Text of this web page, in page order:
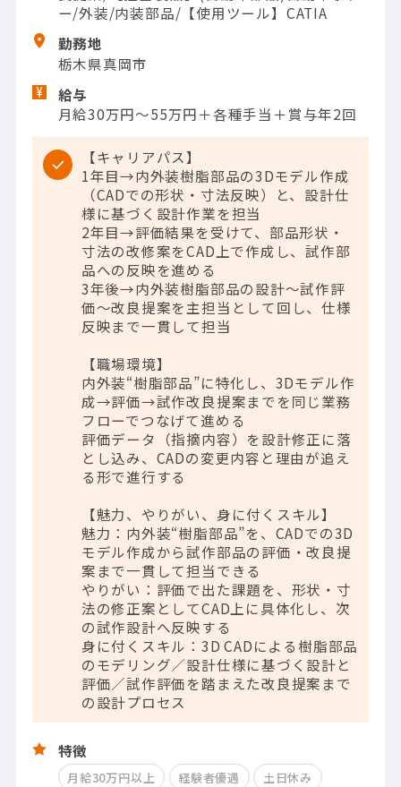
ー/外装/内装部品/【使用ツール】CATIA
勤務地
栃木県真岡市
給与
月給30万円～55万円＋各種手当＋賞与年2回
【キャリアパス】
1年目→内外装樹脂部品の3Dモデル作成
（CADでの形状・寸法反映）と、設計仕
様に基づく設計作業を担当
2年目→評価結果を受けて、部品形状・
寸法の改修案をCAD上で作成し、試作部
品への反映を進める
3年後→内外装樹脂部品の設計～試作評
価～改良提案を主担当として回し、仕様
反映まで一貫して担当
【職場環境】
内外装“樹脂部品”に特化し、3Dモデル作
成→評価→試作改良提案までを同じ業務
フローでつなげて進める
評価データ（指摘内容）を設計修正に落
とし込み、CADの変更内容と理由が追え
る形で進行する
【魅力、やりがい、身に付くスキル】
魅力：内外装“樹脂部品”を、CADでの3D
モデル作成から試作部品の評価・改良提
案まで一貫して担当できる
やりがい：評価で出た課題を、形状・寸
法の修正案としてCAD上に具体化し、次
の試作設計へ反映する
身に付くスキル：3D CADによる樹脂部品
のモデリング／設計仕様に基づく設計と
評価／試作評価を踏まえた改良提案まで
の設計プロセス
特徴
月給30万円以上 経験者優遇
土日休み